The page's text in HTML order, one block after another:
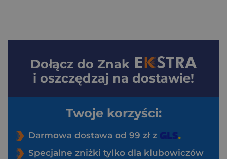
Dołącz do Znak
i oszczędzaj na dostawie!
Twoje korzyści:
Darmowa dostawa od 99 zł z
Specjalne zniżki tylko dla klubowiczów